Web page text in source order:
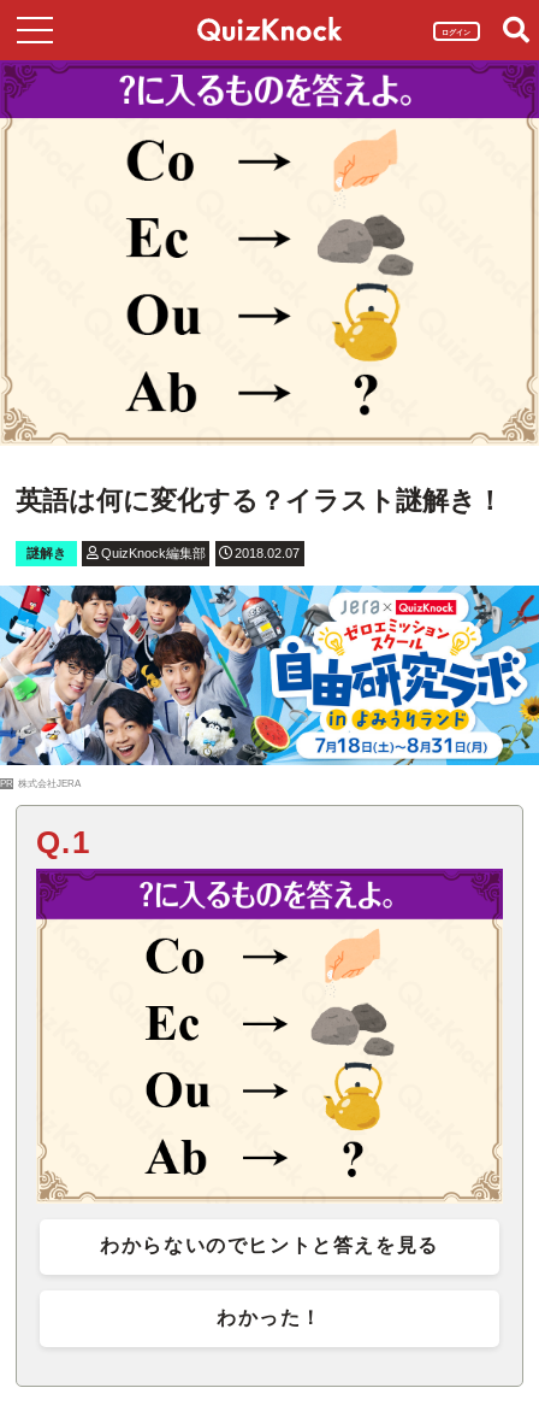
ログイン
英語は何に変化する？イラスト謎解き！
謎解き QuizKnock編集部 2018.02.07
PR 株式会社JERA
Q.1
わからないのでヒントと答えを見る
わかった！